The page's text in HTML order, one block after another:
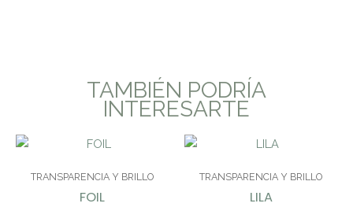
TAMBIÉN PODRÍA
INTERESARTE
TRANSPARENCIA Y BRILLO
FOIL
TRANSPARENCIA Y BRILLO
LILA